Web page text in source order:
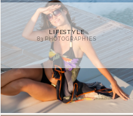
LIFESTYLE
83 PHOTOGRAPHIES